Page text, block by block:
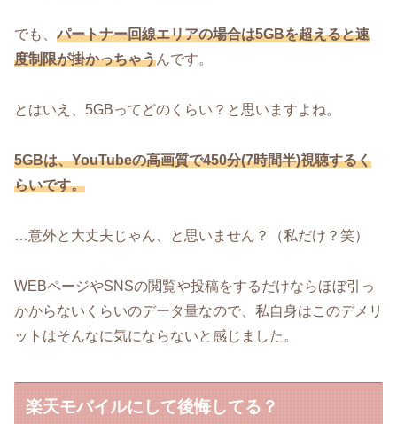
でも、 パートナー回線エリアの場合は5GBを超えると速
度制限が掛かっちゃうんです。
とはいえ、5GBってどのくらい？と思いますよね。
5GBは、YouTubeの高画質で450分(7時間半)視聴するく
らいです。
…意外と大丈夫じゃん、と思いません？（私だけ？笑）
WEBページやSNSの閲覧や投稿をするだけならほぼ引っ
かからないくらいのデータ量なので、私自身はこのデメリ
ットはそんなに気にならないと感じました。
楽天モバイルにして後悔してる？